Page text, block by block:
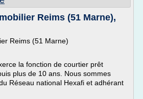
Reims (51 Marne),
Reims (51 Marne)
la fonction de courtier prêt
plus de 10 ans. Nous sommes
Réseau national Hexafi et adhérant